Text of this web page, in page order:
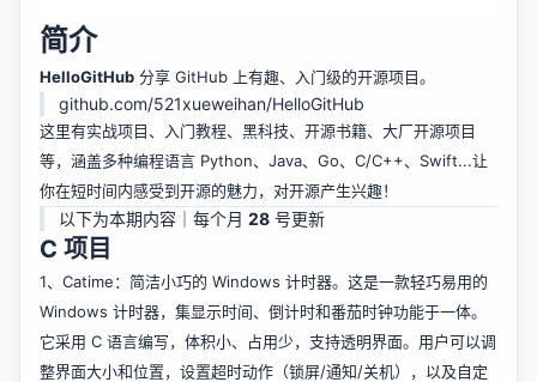
简介
HelloGitHub 分享 GitHub 上有趣、入门级的开源项目。
github.com/521xueweihan/HelloGitHub
这里有实战项目、入门教程、黑科技、开源书籍、大厂开源项目
等，涵盖多种编程语言 Python、Java、Go、C/C++、Swift...让
你在短时间内感受到开源的魅力，对开源产生兴趣！
以下为本期内容｜每个月 28 号更新
C 项目
1、 Catime：简洁小巧的 Windows 计时器。这是一款轻巧易用的
Windows 计时器，集显示时间、倒计时和番茄时钟功能于一体。
它采用 C 语言编写，体积小、占用少，支持透明界面。用户可以调
整界面大小和位置，设置超时动作（锁屏/通知/关机），以及自定